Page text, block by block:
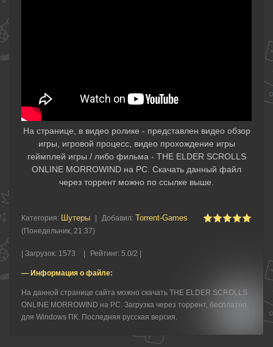
На странице, в видео ролике - представлен видео обзор
игры, игровой процесс, видео прохождение игры
геймплей игры / либо фильма - THE ELDER SCROLLS
ONLINE MORROWIND на PC. Скачать данный файл
через торрент можно по ссылке выше.
Категория: Шутеры‎ Добавил: Torrent-Games
(Понедельник, 21:37)
Загрузок: 1573 Рейтинг: 5.0/2 |
— Информация о файле:
На данной странице сайта можно скачать THE ELDER SCROLLS
ONLINE MORROWIND на PC. Загрузка через торрент, бесплатно,
для Windows ПК. Последняя русская версия.